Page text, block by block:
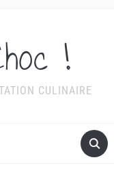
!
CULINAIRE